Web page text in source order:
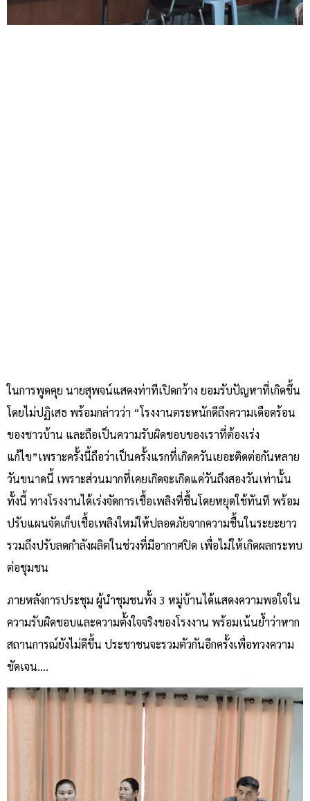
ในการพูดคุย นายสุพจน์แสดงท่าทีเปิดกว้าง ยอมรับปัญหาที่เกิดขึ้น
โดยไม่ปฏิเสธ พร้อมกล่าวว่า “โรงงานตระหนักดีถึงความเดือดร้อน
ของชาวบ้าน และถือเป็นความรับผิดชอบของเราที่ต้องเร่ง
แก้ไข”เพราะครั้งนี้ถือว่าเป็นครั้งแรกที่เกิดควันเยอะติดต่อกันหลาย
วันขนาดนี้ เพราะส่วนมากที่เคยเกิดจะเกิดแค่วันถึงสองวันเท่านั้น
ทั้งนี้ ทางโรงงานได้เร่งจัดการเชื้อเพลิงที่ชื้นโดยหยุดใช้ทันที พร้อม
ปรับแผนจัดเก็บเชื้อเพลิงใหม่ให้ปลอดภัยจากความชื้นในระยะยาว
รวมถึงปรับลดกำลังผลิตในช่วงที่มีอากาศปิด เพื่อไม่ให้เกิดผลกระทบ
ต่อชุมชน
ภายหลังการประชุม ผู้นำชุมชนทั้ง 3 หมู่บ้านได้แสดงความพอใจใน
ความรับผิดชอบและความตั้งใจจริงของโรงงาน พร้อมเน้นย้ำว่าหาก
สถานการณ์ยังไม่ดีขึ้น ประชาชนจะรวมตัวกันอีกครั้งเพื่อทวงความ
ชัดเจน….